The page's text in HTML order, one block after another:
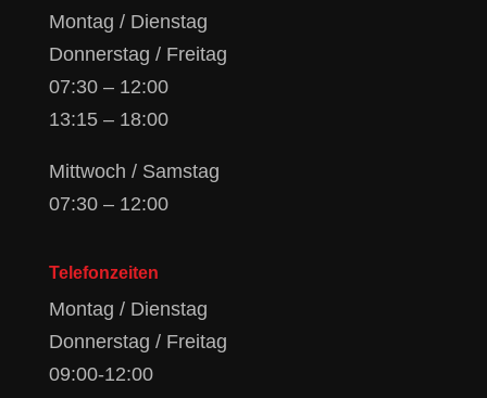
Montag / Dienstag
Donnerstag / Freitag
07:30 – 12:00
13:15 – 18:00
Mittwoch / Samstag
07:30 – 12:00
Telefonzeiten
Montag / Dienstag
Donnerstag / Freitag
09:00-12:00